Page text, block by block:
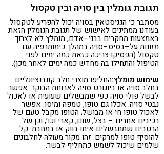
תגובת גומלין בין סויה ובין טקסול
מסתבר כי הגניסטאין בסויה יכול להפריע לטקסול.
בעודנו ממתינים לאישוש של תגובת הגומלין הזאת
באמצעות מחקרים בבני–אדם, מומלץ לא לצרוך
מזונות על–בסיס–סויה במהלך כימותרפיה עם
טקסול (הפסיקו צריכה כזאת כמה ימים לפני
הטיפול והתחילו בה מחדש כמה ימים לאחר מכן).
שימוש מומלץ:החליפו מוצרי חלב קונבנציונליים
בחלב סויה או ביוגורט סויה לארוחת הבוקר. אפשר
לבשל פולי סויה כפי שמבשלים שעועית או לאכול
נבטי סויה. אכלו גם טופו, טמפה ומיסו. אפשר
לאכול טופו חי או מבושל; הטופו מקבל טעם של
רכיבים אחרים – בצל, שום, קארי וכו׳, וכן של
הרטבים שמתבשלים איתו בווק או במחבת. קל
להוסיף טופו למרקים. זהו מקור מעולה לחלבונים
שלמים שיכול לשמש כתחליף לבשר.